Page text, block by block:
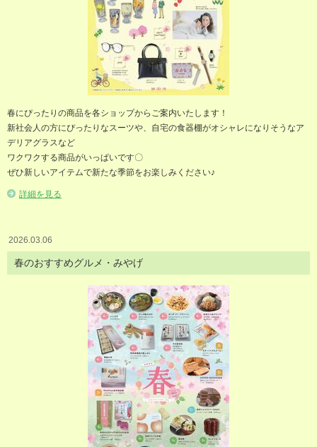
春にぴったりの商品を各ショップからご案内いたします！
新社会人の方にぴったりなスーツや、自宅の食器棚がオシャレになりそうなア
デリアグラスなど
ワクワクする商品がいっぱいです〇
ぜひ新しいアイテムで新たな季節をお楽しみください♪
詳細を見る
2026.03.06
春のおすすめグルメ・みやげ